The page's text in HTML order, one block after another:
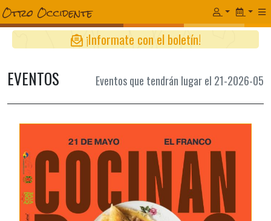
¡Informate con el boletín!
EVENTOS Eventos que tendrán lugar el 21-2026-05